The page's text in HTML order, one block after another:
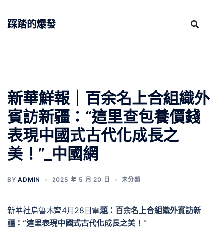
踩踏的爆發
新華鮮報｜百余名上合組織外
賓訪新疆：“這里查包養價錢
表現中國式古代化成長之
美！”_中國網
BY ADMIN 2025 年 5 月 20 日 未分類
新華社烏魯木齊4月28日電題：百余名上合組織外賓訪新
疆：“這里表現中國式古代化成長之美！”